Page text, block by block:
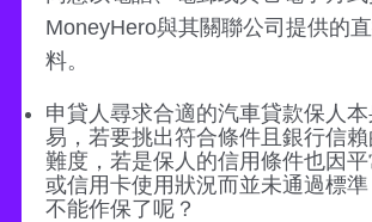
MoneyHero與其關聯公司提供的
料。
申貸人尋求合適的汽車貸款保人
易，若要挑出符合條件且銀行信
難度，若是保人的信用條件也因
或信用卡使用狀況而並未通過標
不能作保了呢？